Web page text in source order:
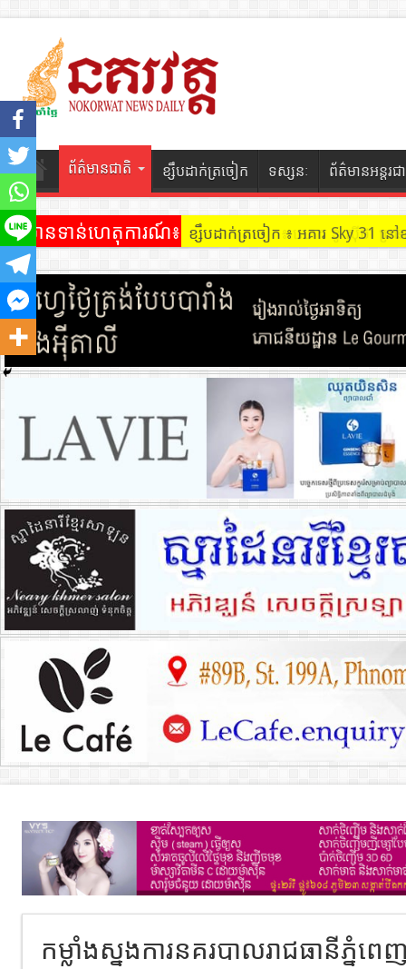
ព័ត៌មានជាតិ ខ្សឹបដាក់ត្រចៀក ទស្សនៈ ព័ត៌មានអន្តរជ
ព័ត៌មានទាន់ហេតុការណ៍៖ ខ្សឹបដាក់ត្រចៀក ៖ អគារ Sky 31
កម្លាំងស្នងការនគរបាលរាជធានីភ្នំ